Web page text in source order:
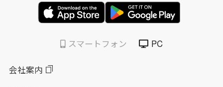
スマートフォン PC
会社案内